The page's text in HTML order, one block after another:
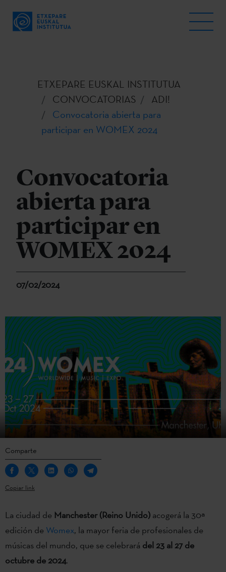
ETXEPARE EUSKAL INSTITUTUA
CONVOCATORIAS
ADI!
Convocatoria abierta para
participar en WOMEX 2024
Convocatoria
abierta para
participar en
WOMEX 2024
07/02/2024
Comparte
Copiar link
La ciudad de Manchester (Reino Unido) acogerá la 30ª
edición de Womex, la mayor feria de profesionales de
músicas del mundo, que se celebrará del 23 al 27 de
octubre de 2024.